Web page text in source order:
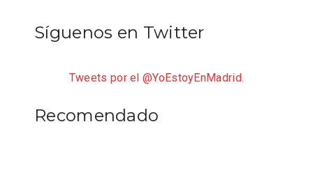
Síguenos en Twitter
Tweets por el @YoEstoyEnMadrid.
Recomendado